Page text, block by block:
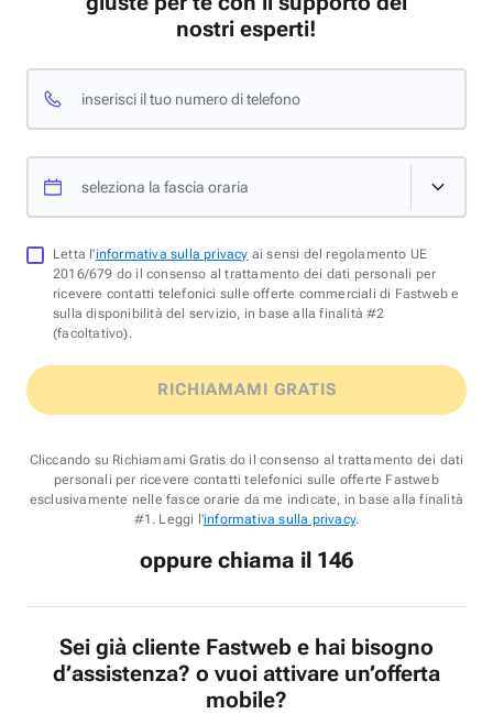
nostri esperti!
inserisci il tuo numero di telefono
seleziona la fascia oraria
Letta l'informativa sulla privacy ai sensi del regolamento UE
2016/679 do il consenso al trattamento dei dati personali per
ricevere contatti telefonici sulle offerte commerciali di Fastweb e
sulla disponibilità del servizio, in base alla finalità #2
(facoltativo).
RICHIAMAMI GRATIS
Cliccando su Richiamami Gratis do il consenso al trattamento dei dati
personali per ricevere contatti telefonici sulle offerte Fastweb
esclusivamente nelle fasce orarie da me indicate, in base alla finalità
#1. Leggi l'informativa sulla privacy.
oppure chiama il 146
Sei già cliente Fastweb e hai bisogno
d’assistenza? o vuoi attivare un’offerta
mobile?